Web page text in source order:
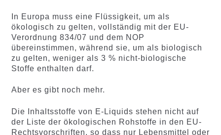
In Europa muss eine Flüssigkeit, um als
ökologisch zu gelten, vollständig mit der EU-
Verordnung 834/07 und dem NOP
übereinstimmen, während sie, um als biologisch
zu gelten, weniger als 3 % nicht-biologische
Stoffe enthalten darf.
Aber es gibt noch mehr.
Die Inhaltsstoffe von E-Liquids stehen nicht auf
der Liste der ökologischen Rohstoffe in den EU-
Rechtsvorschriften, so dass nur Lebensmittel oder